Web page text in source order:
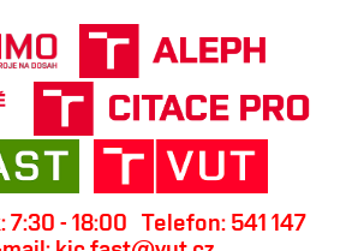
7:30 - 18:00 Telefon: 541 147